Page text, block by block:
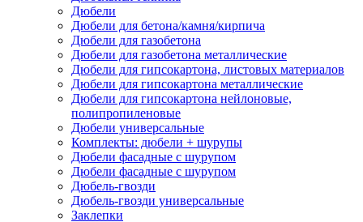
Дюбели
Дюбели для бетона/камня/кирпича
Дюбели для газобетона
Дюбели для газобетона металлические
Дюбели для гипсокартона, листовых материалов
Дюбели для гипсокартона металлические
Дюбели для гипсокартона нейлоновые,
полипропиленовые
Дюбели универсальные
Комплекты: дюбели + шурупы
Дюбели фасадные с шурупом
Дюбели фасадные с шурупом
Дюбель-гвозди
Дюбель-гвозди универсальные
Заклепки